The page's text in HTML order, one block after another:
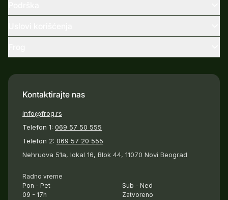
Kontaktirajte nas
info@frog.rs
Telefon 1: 069 57 50 555
Telefon 2: 069 57 20 555
Nehruova 51a, lokal 16, Blok 44, 11070 Novi Beograd
Radno vreme
Pon - Pet
09 - 17h
Sub - Ned
Zatvoreno